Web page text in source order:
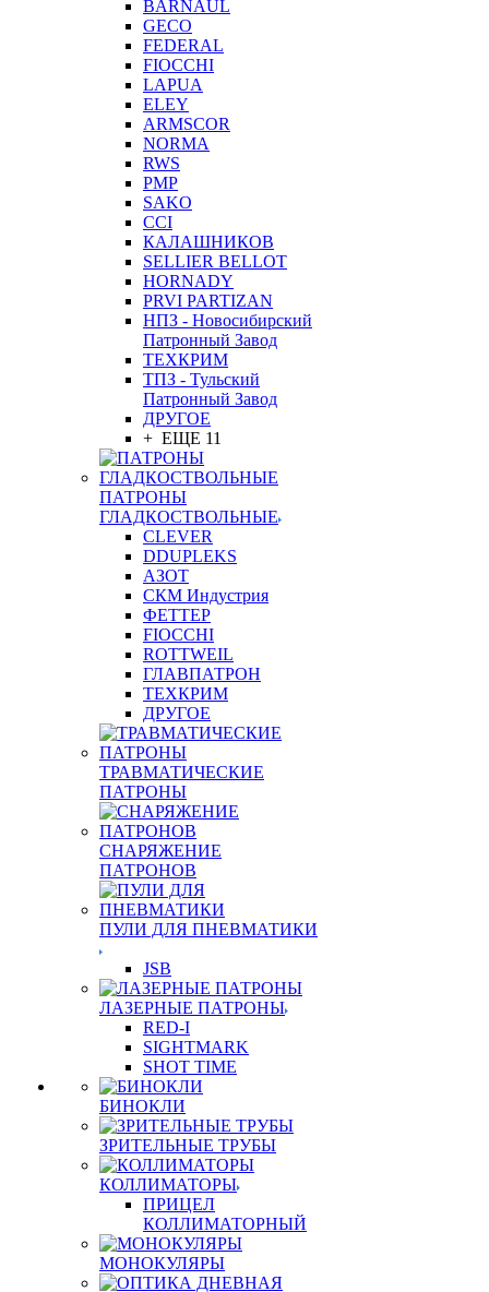
BARNAUL
GEСO
FEDERAL
FIOCCHI
LAPUA
ELEY
ARMSCOR
NORMA
RWS
PMP
SAKO
CCI
КАЛАШНИКОВ
SELLIER BELLOT
HORNADY
PRVI PARTIZAN
НПЗ - Новосибирский
Патронный Завод
ТЕХКРИМ
ТПЗ - Тульский
Патронный Завод
ДРУГОЕ
+ ЕЩЕ 11
ПАТРОНЫ
ГЛАДКОСТВОЛЬНЫЕ
CLEVER
DDUPLEKS
АЗОТ
СКМ Индустрия
ФЕТТЕР
FIOCCHI
ROTTWEIL
ГЛАВПАТРОН
ТЕХКРИМ
ДРУГОЕ
ТРАВМАТИЧЕСКИЕ
ПАТРОНЫ
СНАРЯЖЕНИЕ
ПАТРОНОВ
ПУЛИ ДЛЯ ПНЕВМАТИКИ
JSB
ЛАЗЕРНЫЕ ПАТРОНЫ
RED-I
SIGHTMARK
SHOT TIME
БИНОКЛИ
ЗРИТЕЛЬНЫЕ ТРУБЫ
КОЛЛИМАТОРЫ
ПРИЦЕЛ
КОЛЛИМАТОРНЫЙ
МОНОКУЛЯРЫ